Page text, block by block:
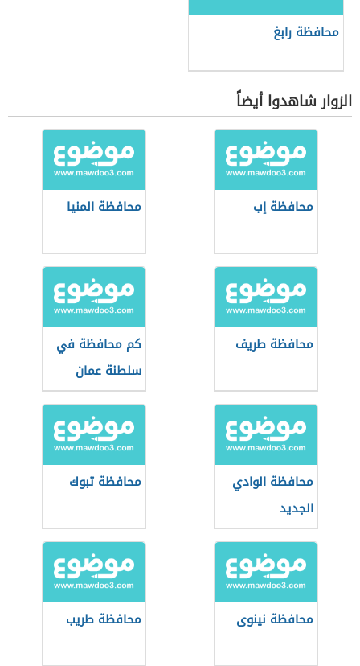
محافظة رابغ
الزوار شاهدوا أيضاً
محافظة إب محافظة المنيا
محافظة طريف
كم محافظة في
سلطنة عمان
محافظة الوادي
الجديد
محافظة تبوك
محافظة نينوى محافظة طريب